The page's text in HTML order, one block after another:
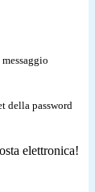
della password
elettronica!